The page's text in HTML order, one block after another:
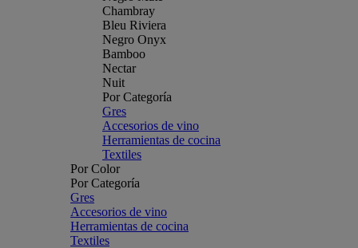
Chambray
Bleu Riviera
Negro Onyx
Bamboo
Nectar
Nuit
Por Categoría
Gres
Accesorios de vino
Herramientas de cocina
Textiles
Por Color
Por Categoría
Gres
Accesorios de vino
Herramientas de cocina
Textiles